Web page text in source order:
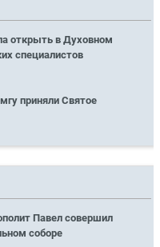
открыть в Духовном
специалистов
приняли Святое
Павел совершил
соборе